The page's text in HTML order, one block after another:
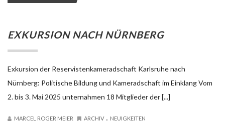
EXKURSION NACH NÜRNBERG
Exkursion der Reservistenkameradschaft Karlsruhe nach
Nürnberg: Politische Bildung und Kameradschaft im Einklang Vom
2. bis 3. Mai 2025 unternahmen 18 Mitglieder der [...]
MARCEL ROGER MEIER ARCHIV . NEUIGKEITEN